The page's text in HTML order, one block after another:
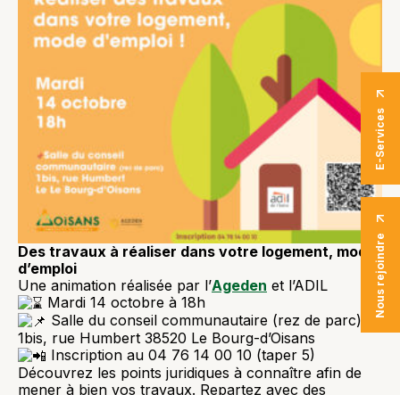
E-Services
Nous rejoindre
Des travaux à réaliser dans votre logement, mode
d’emploi
Une animation réalisée par l’Ageden et l’ADIL
Mardi 14 octobre à 18h
Salle du conseil communautaire (rez de parc)
1bis, rue Humbert 38520 Le Bourg-d’Oisans
Inscription au 04 76 14 00 10 (taper 5)
Découvrez les points juridiques à connaître afin de
mener à bien vos travaux. Repartez avec des